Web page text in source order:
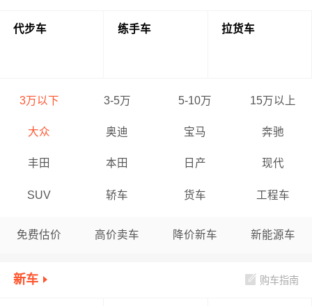
代步车 练手车 拉货车
3万以下 3-5万 5-10万 15万以上
大众 奥迪 宝马 奔驰
丰田 本田 日产 现代
SUV 轿车 货车 工程车
免费估价 高价卖车 降价新车 新能源车
新车 购车指南